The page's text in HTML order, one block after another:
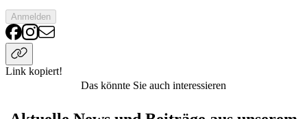
Anmelden
Link kopiert!
Das könnte Sie auch interessieren